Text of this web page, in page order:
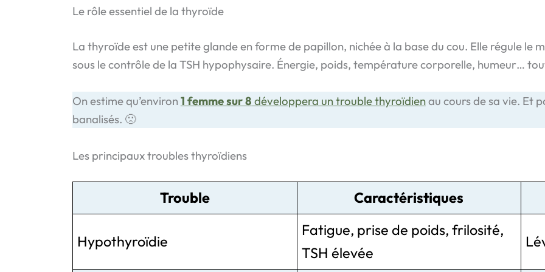
Le rôle essentiel de la thyroïde
La thyroïde est une petite glande en forme de papillon, nichée à la base du cou. Elle régule le
sous le contrôle de la TSH hypophysaire. Énergie, poids, température corporelle, humeur…
On estime qu’environ 1 femme sur 8 développera un trouble thyroïdienau cours de sa vie. Et
banalisés. 🙁
Les principaux troubles thyroïdiens
Trouble Caractéristiques
Hypothyroïdie
Fatigue, prise de poids, frilosité,
TSH élevée